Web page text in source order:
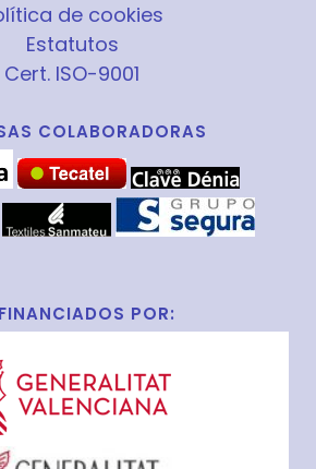
de cookies
Estatutos
Cert. ISO-9001
COLABORADORAS
POR: